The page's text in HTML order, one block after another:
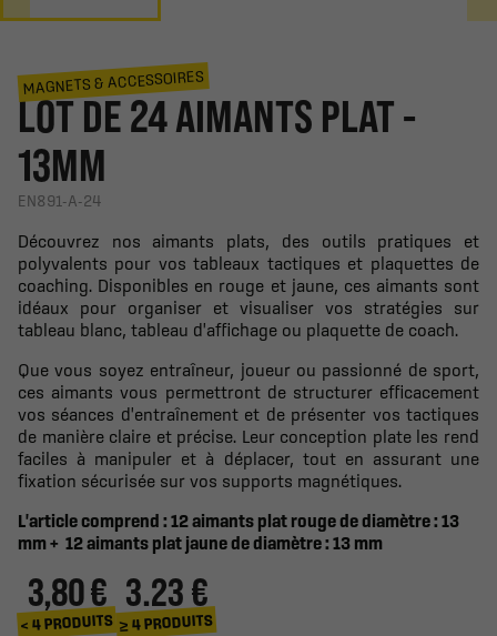
MAGNETS & ACCESSOIRES
LOT DE 24 AIMANTS PLAT -
13MM
EN891-A-24
Découvrez nos aimants plats, des outils pratiques et
polyvalents pour vos tableaux tactiques et plaquettes de
coaching. Disponibles en rouge et jaune, ces aimants sont
idéaux pour organiser et visualiser vos stratégies sur
tableau blanc, tableau d'affichage ou plaquette de coach.
Que vous soyez entraîneur, joueur ou passionné de sport,
ces aimants vous permettront de structurer efficacement
vos séances d'entraînement et de présenter vos tactiques
de manière claire et précise. Leur conception plate les rend
faciles à manipuler et à déplacer, tout en assurant une
fixation sécurisée sur vos supports magnétiques.
L'article comprend : 12 aimants plat rouge de diamètre : 13
mm + 12 aimants plat jaune de diamètre : 13 mm
3,80 €
< 4 PRODUITS
3.23 €
≥ 4 PRODUITS